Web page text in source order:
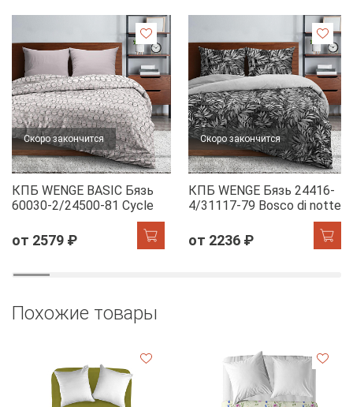
Скоро закончится
КПБ WENGE BASIC Бязь
60030-2/24500-81 Cycle
от 2579 ₽
Скоро закончится
КПБ WENGE Бязь 24416-
4/31117-79 Bosco di notte
от 2236 ₽
Похожие товары